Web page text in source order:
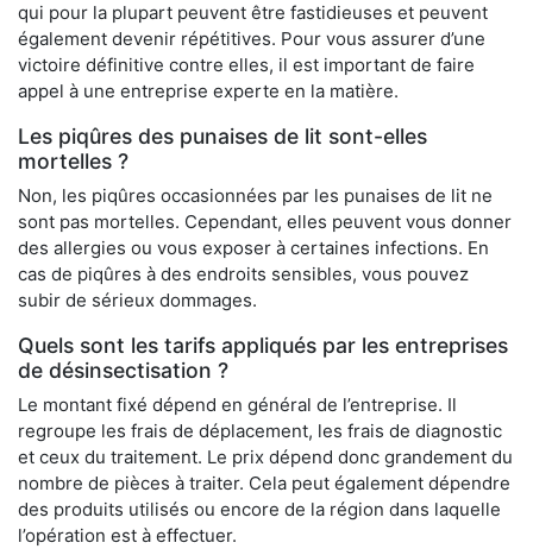
qui pour la plupart peuvent être fastidieuses et peuvent
également devenir répétitives. Pour vous assurer d’une
victoire définitive contre elles, il est important de faire
appel à une entreprise experte en la matière.
Les piqûres des punaises de lit sont-elles
mortelles ?
Non, les piqûres occasionnées par les punaises de lit ne
sont pas mortelles. Cependant, elles peuvent vous donner
des allergies ou vous exposer à certaines infections. En
cas de piqûres à des endroits sensibles, vous pouvez
subir de sérieux dommages.
Quels sont les tarifs appliqués par les entreprises
de désinsectisation ?
Le montant fixé dépend en général de l’entreprise. Il
regroupe les frais de déplacement, les frais de diagnostic
et ceux du traitement. Le prix dépend donc grandement du
nombre de pièces à traiter. Cela peut également dépendre
des produits utilisés ou encore de la région dans laquelle
l’opération est à effectuer.